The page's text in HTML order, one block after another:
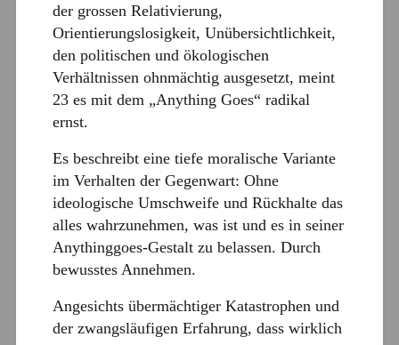
der grossen Relativierung,
Orientierungslosigkeit, Unübersichtlichkeit,
den politischen und ökologischen
Verhältnissen ohnmächtig ausgesetzt, meint
23 es mit dem „Anything Goes“ radikal
ernst.
Es beschreibt eine tiefe moralische Variante
im Verhalten der Gegenwart: Ohne
ideologische Umschweife und Rückhalte das
alles wahrzunehmen, was ist und es in seiner
Anythinggoes-Gestalt zu belassen. Durch
bewusstes Annehmen.
Angesichts übermächtiger Katastrophen und
der zwangsläufigen Erfahrung, dass wirklich